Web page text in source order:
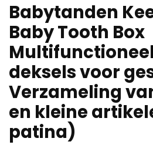
Babytanden
Baby Tooth Box
deksels voor
Verzameling
en kleine
patina)